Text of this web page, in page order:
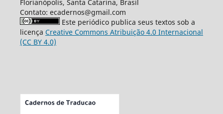
Florianópolis, Santa Catarina, Brasil
Contato: ecadernos@gmail.com
Este periódico publica seus textos sob a
licença Creative Commons Atribuição 4.0 Internacional
(CC BY 4.0)